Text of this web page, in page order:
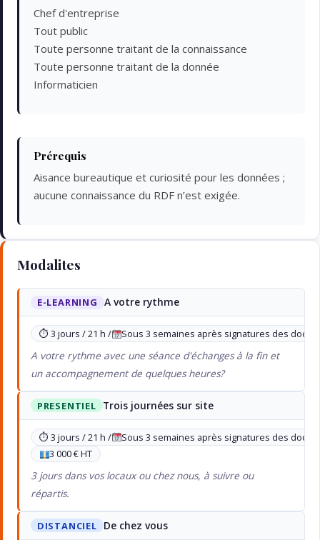
Chef d'entreprise
Tout public
Toute personne traitant de la connaissance
Toute personne traitant de la donnée
Informaticien
Prérequis
Aisance bureautique et curiosité pour les données ;
aucune connaissance du RDF n’est exigée.
Modalites
E-LEARNING A votre rythme
⏱ 3 jours / 21 h / Sous 3 semaines après signatures des
A votre rythme avec une séance d'échanges à la fin et
un accompagnement de quelques heures?
PRESENTIEL Trois journées sur site
⏱ 3 jours / 21 h /
Sous 3 semaines après signatures des
3 000 € HT
3 jours dans vos locaux ou chez nous, à suivre ou
répartis.
DISTANCIEL De chez vous